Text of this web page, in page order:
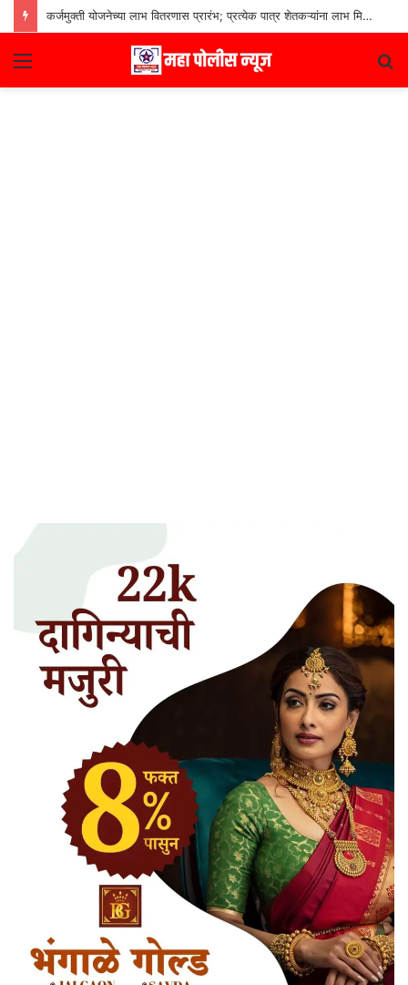
कर्जमुक्ती योजनेच्या लाभ वितरणास प्रारंभ; प्रत्येक पात्र शेतकऱ्यांना लाभ मिळणार– मुख्यमंत्री देवेंद्र फडणवीस
Menu